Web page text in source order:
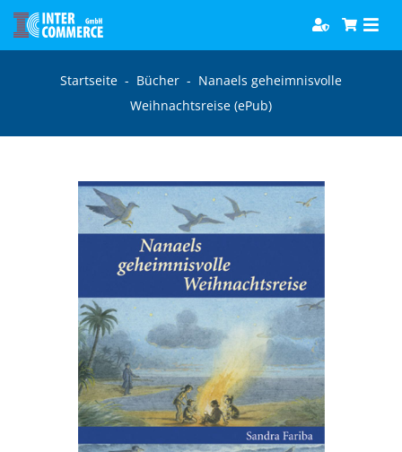
Zum
Inhalt
Software
Games
Startseite - Bücher - Nanaels geheimnisvolle
Weihnachtsreise (ePub)